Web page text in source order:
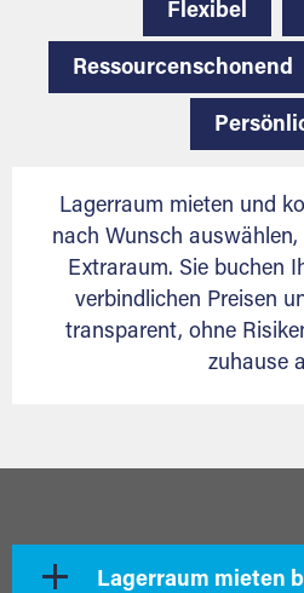
Flexibel
Ressourcenschonend
Lagerraum mieten und
nach Wunsch
Extraraum. Sie buchen
verbindlichen Preisen
transparent, ohne
zuhause
Lagerraum mieten